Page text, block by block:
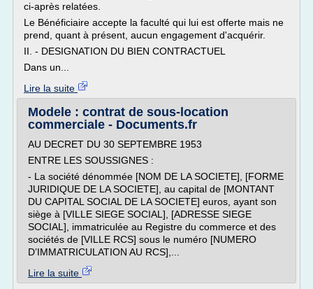
ci-après relatées.
Le Bénéficiaire accepte la faculté qui lui est offerte mais ne
prend, quant à présent, aucun engagement d'acquérir.
II. - DESIGNATION DU BIEN CONTRACTUEL
Dans un...
Lire la suite
Modele : contrat de sous-location
commerciale - Documents.fr
AU DECRET DU 30 SEPTEMBRE 1953
ENTRE LES SOUSSIGNES :
- La société dénommée [NOM DE LA SOCIETE], [FORME
JURIDIQUE DE LA SOCIETE], au capital de [MONTANT
DU CAPITAL SOCIAL DE LA SOCIETE] euros, ayant son
siège à [VILLE SIEGE SOCIAL], [ADRESSE SIEGE
SOCIAL], immatriculée au Registre du commerce et des
sociétés de [VILLE RCS] sous le numéro [NUMERO
D’IMMATRICULATION AU RCS],...
Lire la suite